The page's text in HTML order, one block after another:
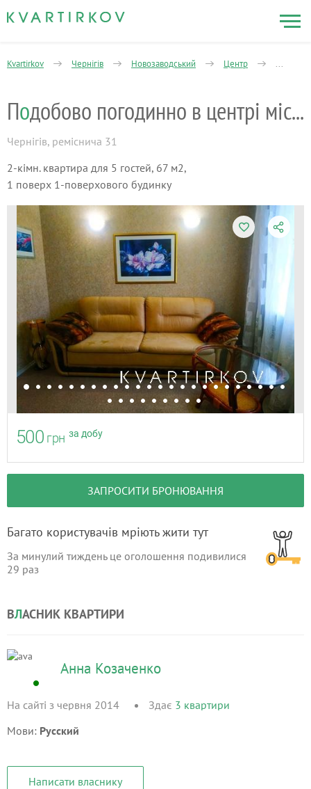
Kvartirkov Чернігів Новозаводський Центр 2-
По добово погодинно в центрі міста.
Чернігів, реміснича 31
2-кімн. квартира для 5 гостей, 67 м2,
1 поверх 1-поверхового будинку
500 грн за добу
ЗАПРОСИТИ БРОНЮВАННЯ
Багато користувачів мріють жити тут
За минулий тиждень це оголошення подивилися
29 раз
ВЛАСНИК КВАРТИРИ
Анна Козаченко
На сайті з червня 2014 Здає 3 квартири
Мови: Русский
Написати власнику